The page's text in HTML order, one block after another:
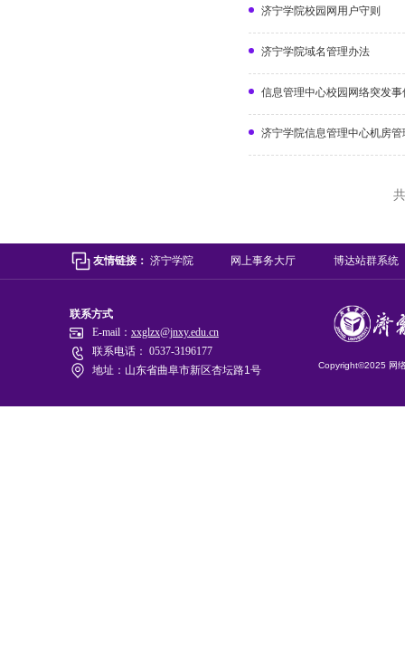
济宁学院校园网用户守则
济宁学院域名管理办法
信息管理中心校园网络突发事
济宁学院信息管理中心机房管
友情链接： 济宁学院 网上事务大厅 博达站群系统
联系方式
E-mail： xxglzx@jnxy.edu.cn
联系电话： 0537-3196177
地址：山东省曲阜市新区杏坛路1号
Copyright©2025 网